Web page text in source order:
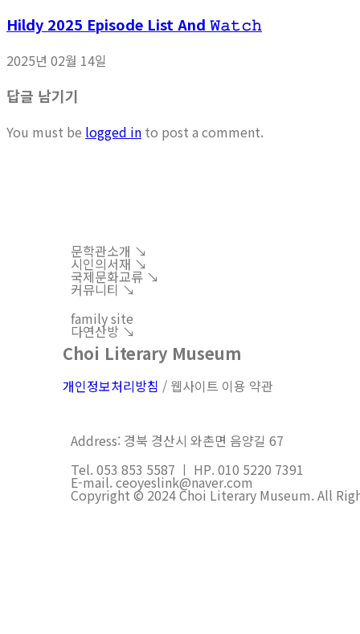
Hildy 2025 Episode List And 𝚆𝚊𝚝𝚌𝚑
2025년 02월 14일
답글 남기기
You must be logged in to post a comment.
문학관소개 ↘︎
시인의서재 ↘︎
국제문화교류 ↘︎
커뮤니티 ↘︎
family site
다연산방 ↘︎
Choi Literary Museum
개인정보처리방침 / 웹사이트 이용 약관
Address: 경북 경산시 와촌면 음양길 67
Tel. 053 853 5587 ㅣ HP. 010 5220 7391
E-mail. ceoyeslink@naver.com
Copyright © 2024 Choi Literary Museum. All